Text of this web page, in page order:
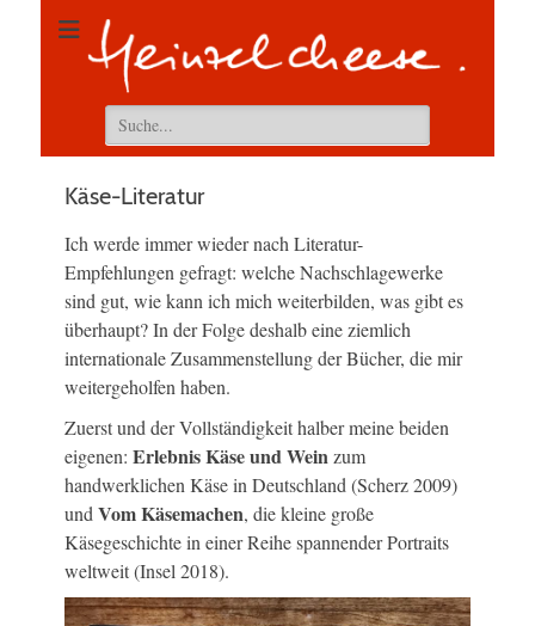
Suchen
nach:
Käse-Literatur
Ich werde immer wieder nach Literatur-
Empfehlungen gefragt: welche Nachschlagewerke
sind gut, wie kann ich mich weiterbilden, was gibt es
überhaupt? In der Folge deshalb eine ziemlich
internationale Zusammenstellung der Bücher, die mir
weitergeholfen haben.
Zuerst und der Vollständigkeit halber meine beiden
eigenen: Erlebnis Käse und Weinzum
handwerklichen Käse in Deutschland (Scherz 2009)
undVom Käsemachen, die kleine große
Käsegeschichte in einer Reihe spannender Portraits
weltweit (Insel 2018).